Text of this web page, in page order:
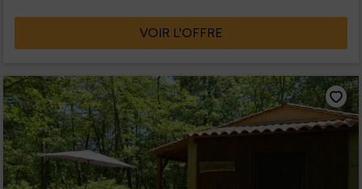
VOIR L’OFFRE